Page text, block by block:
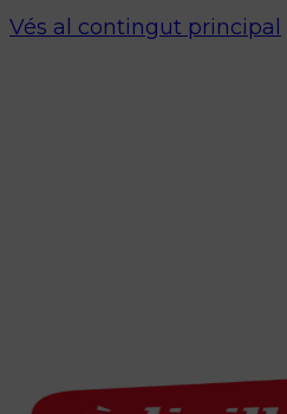
Vés al contingut principal